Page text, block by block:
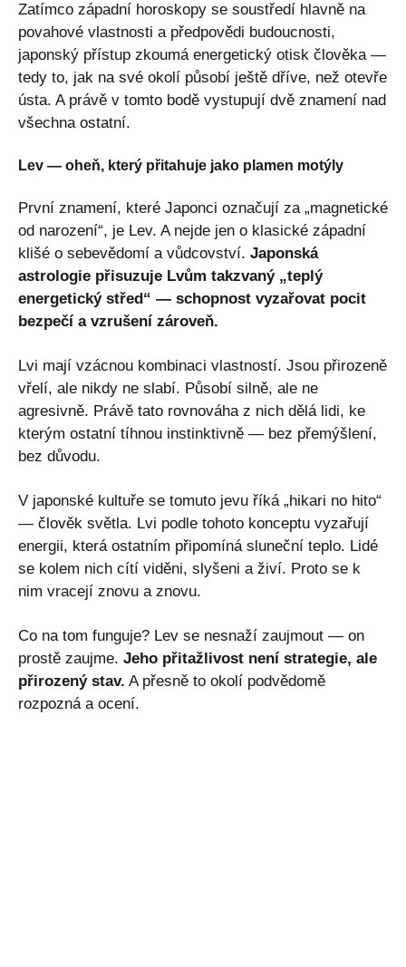
Zatímco západní horoskopy se soustředí hlavně na
povahové vlastnosti a předpovědi budoucnosti,
japonský přístup zkoumá energetický otisk člověka —
tedy to, jak na své okolí působí ještě dříve, než otevře
ústa. A právě v tomto bodě vystupují dvě znamení nad
všechna ostatní.
Lev — oheň, který přitahuje jako plamen motýly
První znamení, které Japonci označují za „magnetické
od narození“, je Lev. A nejde jen o klasické západní
klišé o sebevědomí a vůdcovství. Japonská
astrologie přisuzuje Lvům takzvaný „teplý
energetický střed“ — schopnost vyzařovat pocit
bezpečí a vzrušení zároveň.
Lvi mají vzácnou kombinaci vlastností. Jsou přirozeně
vřelí, ale nikdy ne slabí. Působí silně, ale ne
agresivně. Právě tato rovnováha z nich dělá lidi, ke
kterým ostatní tíhnou instinktivně — bez přemýšlení,
bez důvodu.
V japonské kultuře se tomuto jevu říká „hikari no hito“
— člověk světla. Lvi podle tohoto konceptu vyzařují
energii, která ostatním připomíná sluneční teplo. Lidé
se kolem nich cítí viděni, slyšeni a živí. Proto se k
nim vracejí znovu a znovu.
Co na tom funguje? Lev se nesnaží zaujmout — on
prostě zaujme. Jeho přitažlivost není strategie, ale
přirozený stav. A přesně to okolí podvědomě
rozpozná a ocení.